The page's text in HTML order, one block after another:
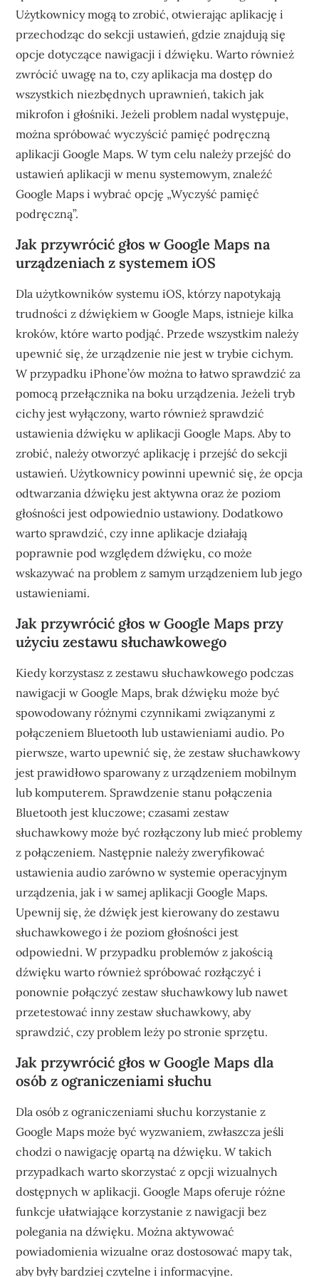
Użytkownicy mogą to zrobić, otwierając aplikację i
przechodząc do sekcji ustawień, gdzie znajdują się
opcje dotyczące nawigacji i dźwięku. Warto również
zwrócić uwagę na to, czy aplikacja ma dostęp do
wszystkich niezbędnych uprawnień, takich jak
mikrofon i głośniki. Jeżeli problem nadal występuje,
można spróbować wyczyścić pamięć podręczną
aplikacji Google Maps. W tym celu należy przejść do
ustawień aplikacji w menu systemowym, znaleźć
Google Maps i wybrać opcję „Wyczyść pamięć
podręczną”.
Jak przywrócić głos w Google Maps na
urządzeniach z systemem iOS
Dla użytkowników systemu iOS, którzy napotykają
trudności z dźwiękiem w Google Maps, istnieje kilka
kroków, które warto podjąć. Przede wszystkim należy
upewnić się, że urządzenie nie jest w trybie cichym.
W przypadku iPhone’ów można to łatwo sprawdzić za
pomocą przełącznika na boku urządzenia. Jeżeli tryb
cichy jest wyłączony, warto również sprawdzić
ustawienia dźwięku w aplikacji Google Maps. Aby to
zrobić, należy otworzyć aplikację i przejść do sekcji
ustawień. Użytkownicy powinni upewnić się, że opcja
odtwarzania dźwięku jest aktywna oraz że poziom
głośności jest odpowiednio ustawiony. Dodatkowo
warto sprawdzić, czy inne aplikacje działają
poprawnie pod względem dźwięku, co może
wskazywać na problem z samym urządzeniem lub jego
ustawieniami.
Jak przywrócić głos w Google Maps przy
użyciu zestawu słuchawkowego
Kiedy korzystasz z zestawu słuchawkowego podczas
nawigacji w Google Maps, brak dźwięku może być
spowodowany różnymi czynnikami związanymi z
połączeniem Bluetooth lub ustawieniami audio. Po
pierwsze, warto upewnić się, że zestaw słuchawkowy
jest prawidłowo sparowany z urządzeniem mobilnym
lub komputerem. Sprawdzenie stanu połączenia
Bluetooth jest kluczowe; czasami zestaw
słuchawkowy może być rozłączony lub mieć problemy
z połączeniem. Następnie należy zweryfikować
ustawienia audio zarówno w systemie operacyjnym
urządzenia, jak i w samej aplikacji Google Maps.
Upewnij się, że dźwięk jest kierowany do zestawu
słuchawkowego i że poziom głośności jest
odpowiedni. W przypadku problemów z jakością
dźwięku warto również spróbować rozłączyć i
ponownie połączyć zestaw słuchawkowy lub nawet
przetestować inny zestaw słuchawkowy, aby
sprawdzić, czy problem leży po stronie sprzętu.
Jak przywrócić głos w Google Maps dla
osób z ograniczeniami słuchu
Dla osób z ograniczeniami słuchu korzystanie z
Google Maps może być wyzwaniem, zwłaszcza jeśli
chodzi o nawigację opartą na dźwięku. W takich
przypadkach warto skorzystać z opcji wizualnych
dostępnych w aplikacji. Google Maps oferuje różne
funkcje ułatwiające korzystanie z nawigacji bez
polegania na dźwięku. Można aktywować
powiadomienia wizualne oraz dostosować mapy tak,
aby były bardziej czytelne i informacyjne.